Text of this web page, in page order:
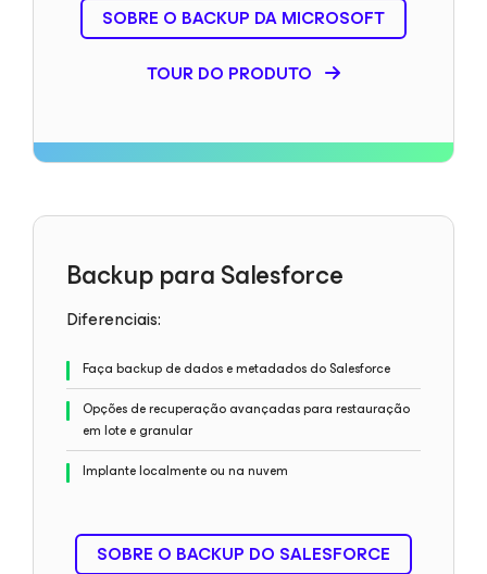
SOBRE O BACKUP DA MICROSOFT
TOUR DO PRODUTO
Backup para Salesforce
Diferenciais:
Faça backup de dados e metadados do Salesforce
Opções de recuperação avançadas para restauração
em lote e granular
Implante localmente ou na nuvem
SOBRE O BACKUP DO SALESFORCE